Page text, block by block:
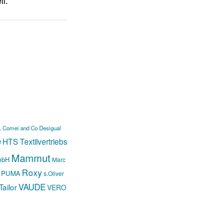
Comei and Co Desigual
HTS Textilvertriebs
Mammut Marc
PUMA Roxy s.Oliver
VAUDEVERO